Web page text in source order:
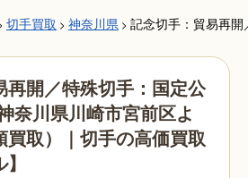
切手買取 > 神奈川県 > 記念切手：貿易再
再開／特殊切手：国定公
奈川県川崎市宮前区よ
買取）｜切手の高価買取